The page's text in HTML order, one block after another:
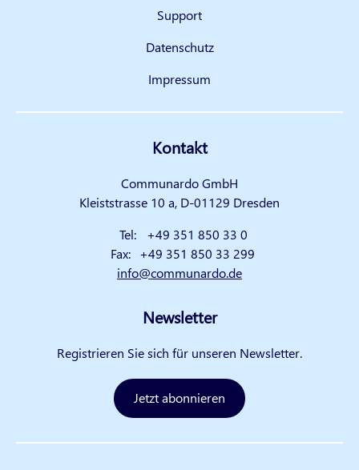
Support
Datenschutz
Impressum
Kontakt
Communardo GmbH
Kleiststrasse 10 a, D-01129 Dresden
Tel:
+49 351 850 33 0
Fax: +49 351 850 33 299
info@communardo.de
Newsletter
Registrieren Sie sich für unseren Newsletter.
Jetzt abonnieren